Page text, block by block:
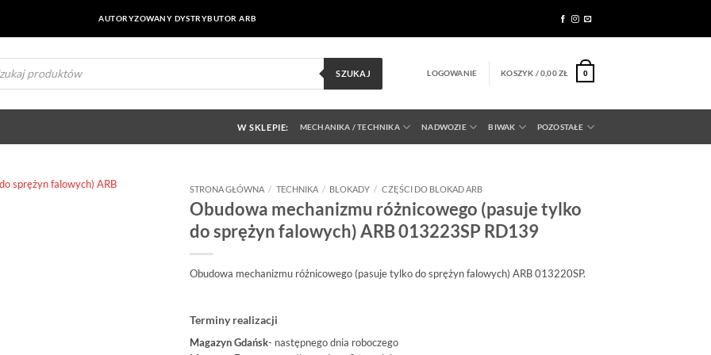
AUTORYZOWANY DYSTRYBUTOR ARB
SZUKAJ LOGOWANIE KOSZYK /0,00ZŁ 0
W SKLEPIE: MECHANIKA / TECHNIKA NADWOZIE BIWAK POZOSTAŁE
STRONA GŁÓWNA / TECHNIKA / BLOKADY / CZĘŚCI DO BLOKAD ARB
Obudowa mechanizmu różnicowego (pasuje tylko
do sprężyn falowych) ARB 013223SP RD139
Obudowa mechanizmu różnicowego (pasuje tylko do sprężyn falowych) ARB 013220SP.
Terminy realizacji
Magazyn Gdańsk- następnego dnia roboczego